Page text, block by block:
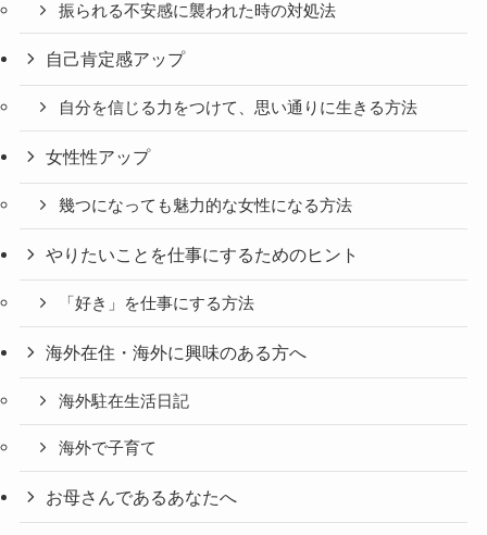
振られる不安感に襲われた時の対処法
自己肯定感アップ
自分を信じる力をつけて、思い通りに生きる方法
女性性アップ
幾つになっても魅力的な女性になる方法
やりたいことを仕事にするためのヒント
「好き」を仕事にする方法
海外在住・海外に興味のある方へ
海外駐在生活日記
海外で子育て
お母さんであるあなたへ